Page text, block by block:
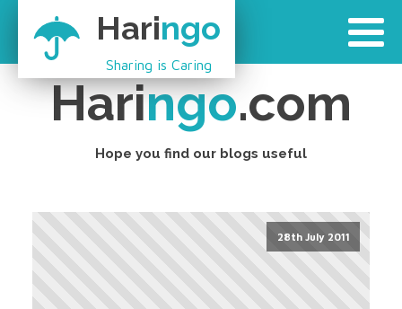
Haringo
Sharing is Caring
Haringo.com
Hope you find our blogs useful
28th July 2011